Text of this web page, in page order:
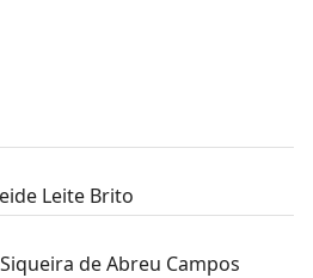
Leite Brito
de Abreu Campos